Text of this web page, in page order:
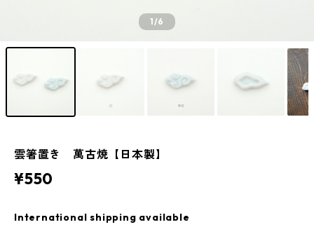
1/6
雲箸置き 萬古焼【日本製】
¥550
International shipping available